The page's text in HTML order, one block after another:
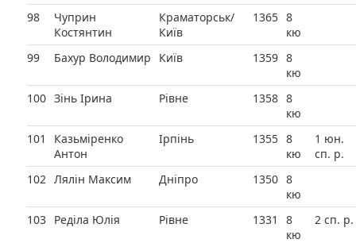
98
Чуприн
Костянтин
Краматорськ/
Київ
1365 8
кю
99
Бахур Володимир Київ 1359 8
кю
100 Зінь Ірина Рівне 1358 8
кю
101
Казьміренко
Антон
Ірпінь 1355 8
кю
1 юн.
сп. р.
102 Лялін Максим Дніпро 1350 8
кю
103 Реділа Юлія Рівне 1331
8
кю
2 сп. р.